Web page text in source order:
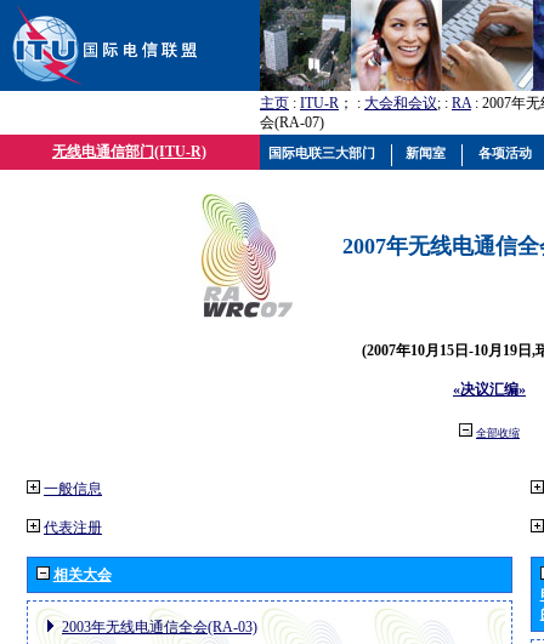
主页 : ITU-R ； : 大会和会议; : RA: 2007年
会(RA-07)
无线电通信部门(ITU-R)
2007年无线电通信
(2007年10月15日-10月19日,
«决议汇编»
全部收缩
一般信息
代表注册
相关大会
2003年无线电通信全会(RA-03)
国际电联三大部门 新闻室 各项活动